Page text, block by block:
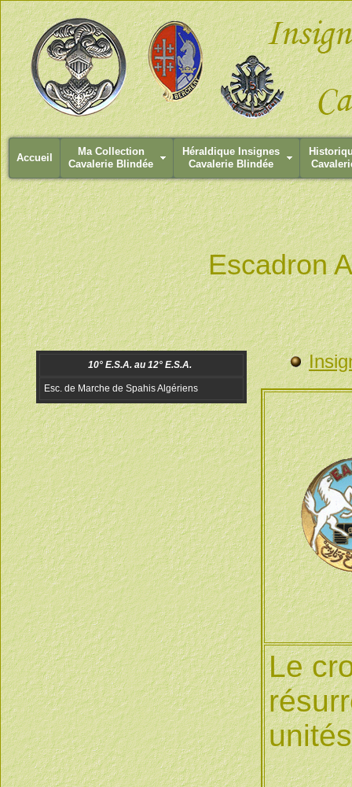
Accueil
Ma Collection
Cavalerie Blindée
Héraldique Insignes
Cavalerie Blindée
Escadron
Le